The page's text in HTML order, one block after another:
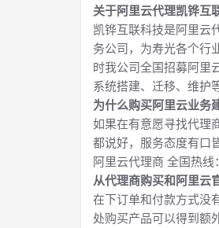
关于阿里云代理凯铧互
凯铧互联科技是阿里云
务公司，为寿光各个行
时我公司全国招募阿里
系统搭建、迁移、维护
为什么购买阿里云业务
如果在有意愿寻找代理
都说好，服务态度有口
阿里云代理商 全国热
从代理商购买和阿里云
在下订单和付款方式没
处购买产品可以得到额